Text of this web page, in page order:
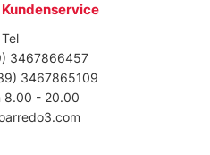
Tel
3467866457
3467865109
8.00 - 20.00